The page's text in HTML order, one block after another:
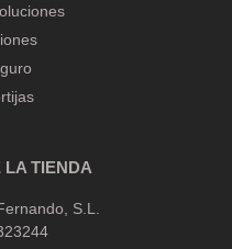
LA TIENDA
S.L.